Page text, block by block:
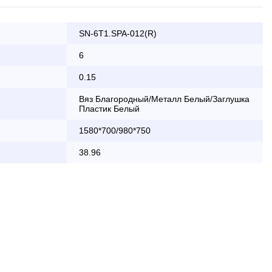
SN-6T1.SPA-012(R)
6
0.15
Вяз Благородный/Металл Белый/Заглушка
Пластик Белый
1580*700/980*750
38.96
осуществляется в будние дни
с 8:30 до 18:00
заказа банковской картой